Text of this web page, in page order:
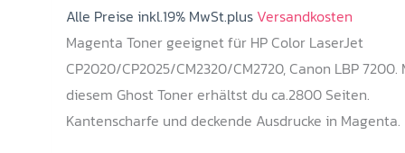
Alle Preise inkl.19% MwSt.plusVersandkosten
Magenta Toner geeignet für HP Color LaserJet
CP2020/CP2025/CM2320/CM2720, Canon LBP 7200.
diesem Ghost Toner erhältst du ca.2800 Seiten.
Kantenscharfe und deckende Ausdrucke in Magenta.